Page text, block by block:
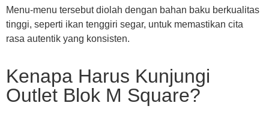
Menu-menu tersebut diolah dengan bahan baku berkualitas
tinggi, seperti ikan tenggiri segar, untuk memastikan cita
rasa autentik yang konsisten.
Kenapa Harus Kunjungi
Outlet Blok M Square?